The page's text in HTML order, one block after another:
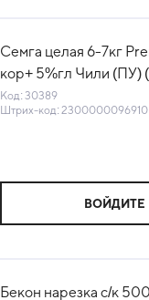
Семга целая 6-7кг
кор+ 5%гл Чили
30389) (-18°С)
Код: 30389
Штрих-код: 2300000096910
ВОЙДИТЕ
Бекон нарезка с/к